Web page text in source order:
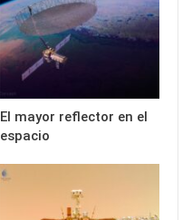
El mayor reflector en el
espacio